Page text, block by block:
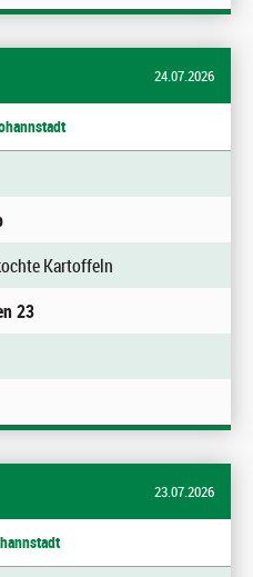
24.07.2026
Kartoffeln
23
23.07.2026